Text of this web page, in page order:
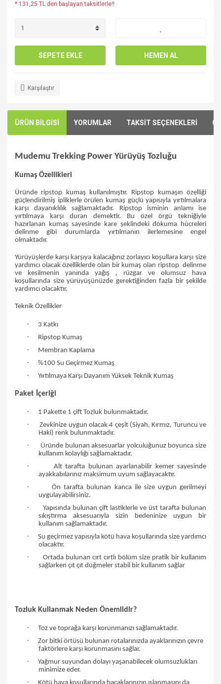
* 131,25 TL den başlayan taksitlerle!!
SEPETE EKLE HEMEN AL
Karşılaştır
ÜRÜN BİLGİSİ YORUMLAR TAKSİT SEÇENEKLERİ
Mudemu Trekking Power Yürüyüş Tozluğu
Kumaş Özellikleri
Üründe ripstop kumaş kullanılmıştır. Ripstop kumaşın özelliği
güçlendirilmiş ipliklerle örülen kumaş güçlü yapısıyla yırtılmalara
karşı dayanıklılık sağlamaktadır. Ripstop isminin anlamı ise
yırtılmaya karşı duran demektir. Bu özel örgü tekniğiyle
hazırlanan kumaş sayesinde kare şeklindeki dokuma hücreleri
delinme gibi durumlarda yırtılmanın ilerlemesine engel
olmaktadır.
Yürüyüşlerde karşı karşıya kalacağınız zorlayıcı koşullara karşı size
yardımcı olacak özelliklerde olan bir kumaş olan ripstop delinme
ve kesilmenin yanında yağış , rüzgar ve olumsuz hava
koşullarında size yürüyüşünüzde gerektiğinden fazla bir şekilde
yardımcı olacaktır.
Teknik Özellikler
· 3 Katkı
· Ripstop Kumaş
· Membran Kaplama
· %100 Su Geçirmez Kumaş
· Yırtılmaya Karşı Dayanım Yüksek Teknik Kumaş
Paket İçeriği
· 1 Pakette 1 çift Tozluk bulunmaktadır.
·
Zevkinize uygun olacak 4 çeşit (Siyah, Kırmız, Turuncu ve
Haki) renk bulunmaktadır.
·
Üründe bulunan aksesuarlar yolculuğunuz boyunca size
kullanım kolaylığı sağlamaktadır.
·
Alt tarafta bulunan ayarlanabilir kemer sayesinde
ayakkabılarınız maksimum uyum sağlayacaktır.
·
Ön tarafta bulunan kanca ile size uygun gerilmeyi
uygulayabilirsiniz.
·
Yapısında bulunan çift lastiklerle ve üst tarafta bulunan
sıkıştırma aksesuarıyla sizin bedeninize uygun bir
kullanım sağlamaktadır.
·
Su geçirmez yapısıyla kötü hava koşullarında size yardımcı
olacaktır.
·
Ortada bulunan cırt cırtlı bölüm size pratik bir kullanım
sağlarken çıt çıt düğmeler stabil bir kullanım sağlar
Tozluk Kullanmak Neden Önemlidir?
· Toz ve toprağa karşı korunmanızı sağlamaktadır.
·
Zor bitki örtüsü bulunan rotalarınızda ayaklarınızın çevre
faktörlere karşı korunmasını sağlar.
·
Yağmur suyundan dolayı yaşanabilecek olumsuzlukları
minimize eder.
·